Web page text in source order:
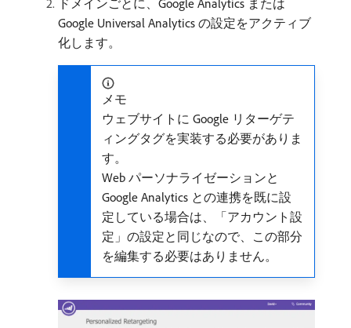
ドメインごとに、Google Analytics または
Google Universal Analytics の設定をアクティブ
化します。
メモ
ウェブサイトに Google リターゲテ
ィングタグを実装する必要がありま
す。
Web パーソナライゼーションと
Google Analytics との連携を既に設
定している場合は、「アカウント設
定」の設定と同じなので、この部分
を編集する必要はありません。